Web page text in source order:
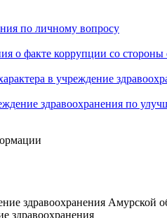
по личному вопросу
о факте коррупции со стороны
в учреждение
здравоохранения по
здравоохранения